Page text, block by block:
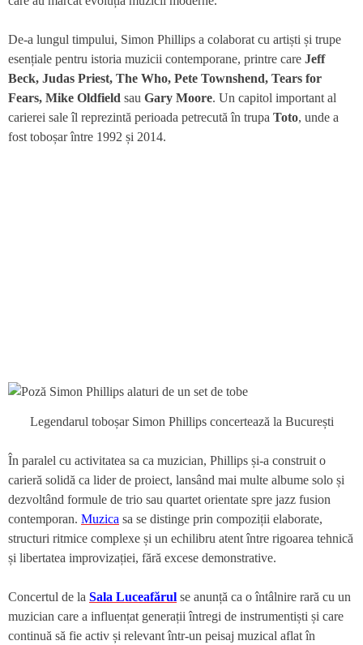
De-a lungul timpului, Simon Phillips a colaborat cu artiști și trupe
esențiale pentru istoria muzicii contemporane, printre care Jeff
Beck, Judas Priest, The Who, Pete Townshend, Tears for
Fears, Mike Oldfield sau Gary Moore. Un capitol important al
carierei sale îl reprezintă perioada petrecută în trupa Toto, unde a
fost toboșar între 1992 și 2014.
Legendarul toboșar Simon Phillips concertează la București
În paralel cu activitatea sa ca muzician, Phillips și-a construit o
carieră solidă ca lider de proiect, lansând mai multe albume solo și
dezvoltând formule de trio sau quartet orientate spre jazz fusion
contemporan. Muzica sa se distinge prin compoziții elaborate,
structuri ritmice complexe și un echilibru atent între rigoarea tehnică
și libertatea improvizației, fără excese demonstrative.
Concertul de la Sala Luceafărul se anunță ca o întâlnire rară cu un
muzician care a influențat generații întregi de instrumentiști și care
continuă să fie activ și relevant într-un peisaj muzical aflat în